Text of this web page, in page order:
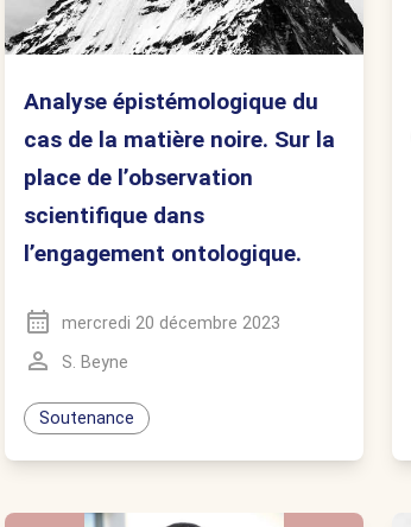
Analyse épistémologique du
cas de la matière noire. Sur la
place de l’observation
scientifique dans
l’engagement ontologique.
mercredi 20 décembre 2023
S. Beyne
Soutenance